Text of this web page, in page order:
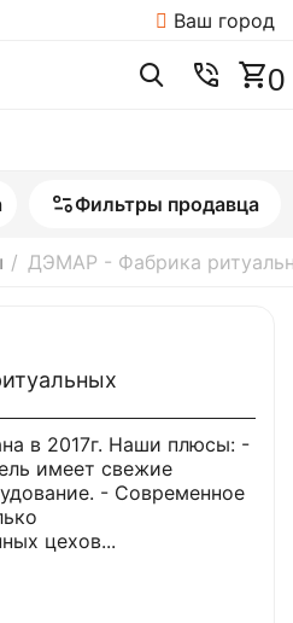
Ваш город
0
Фильтры продавца
/ ДЭМАР - Фабрика
в 2017г. Наши плюсы: -
имеет свежие
- Современное
цехов...